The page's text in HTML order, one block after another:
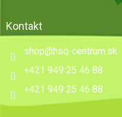
Kontakt
shop@hsq-centrum.sk
+421 949 25 46 88
+421 949 25 46 88